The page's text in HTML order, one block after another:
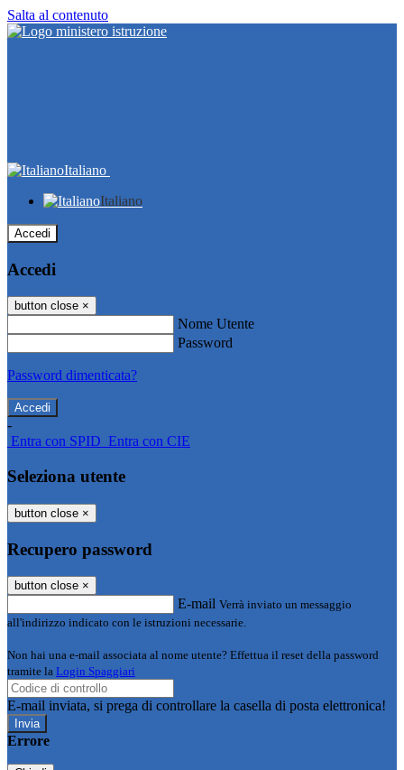
Salta al contenuto
Italiano
Italiano
Accedi
Accedi
button close ×
Nome Utente
Password
Password dimenticata?
-
Entra con SPID Entra con CIE
Seleziona utente
button close ×
Recupero password
button close ×
E-mail Verrà inviato un messaggio
all'indirizzo indicato con le istruzioni necessarie.
Non hai una e-mail associata al nome utente? Effettua il reset della password
tramite la Login Spaggiari
E-mail inviata, si prega di controllare la casella di posta elettronica!
Errore